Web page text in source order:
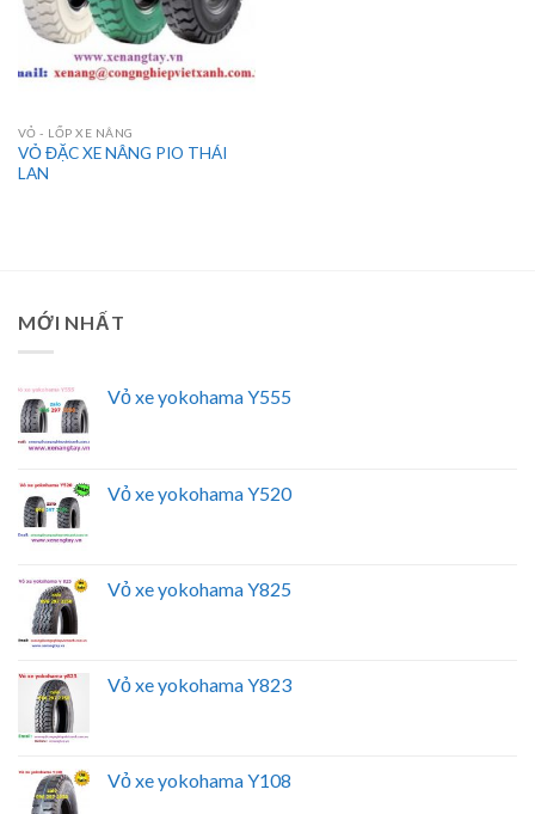
VỎ - LỐP XE NÂNG
VỎ ĐẶC XE NÂNG PIO THÁI
LAN
MỚI NHẤT
Vỏ xe yokohama Y555
Vỏ xe yokohama Y520
Vỏ xe yokohama Y825
Vỏ xe yokohama Y823
Vỏ xe yokohama Y108